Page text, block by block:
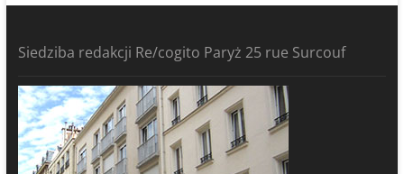
Siedziba redakcji Re/cogito Paryż 25 rue Surcouf